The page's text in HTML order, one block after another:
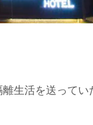
生活を送ってい